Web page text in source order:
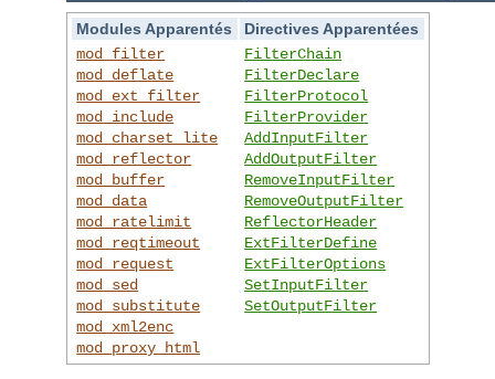
Modules Apparentés
Directives Apparentées
mod_filter
mod_deflate
mod_ext_filter
mod_include
mod_charset_lite
mod_reflector
mod_buffer
mod_data
mod_ratelimit
mod_reqtimeout
mod_request
mod_sed
mod_substitute
mod_xml2enc
mod_proxy_html
FilterChain
FilterDeclare
FilterProtocol
FilterProvider
AddInputFilter
AddOutputFilter
RemoveInputFilter
RemoveOutputFilter
ReflectorHeader
ExtFilterDefine
ExtFilterOptions
SetInputFilter
SetOutputFilter